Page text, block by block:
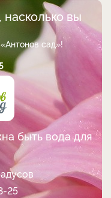
вы
сад»!
быть вода для
25